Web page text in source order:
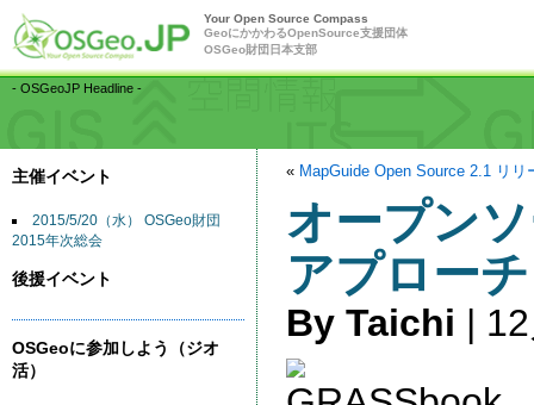
Your Open Source Compass
GeoにかかわるOpenSource支援団体
OSGeo財団日本支部
- OSGeoJP Headline -
主催イベント
2015/5/20（水） OSGeo財団
2015年次総会
後援イベント
OSGeoに参加しよう（ジオ
活）
« MapGuide Open Source 2.1 リリ
オープン
アプローチ
By Taichi |